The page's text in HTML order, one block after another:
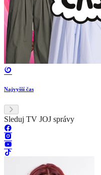
Najvyšší čas
Sleduj TV JOJ správy